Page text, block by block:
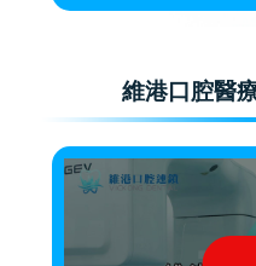
維港口腔醫